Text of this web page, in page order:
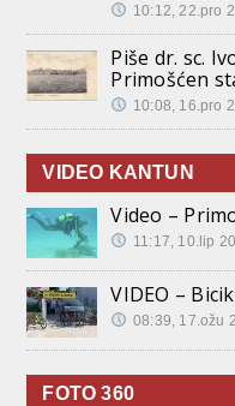
10:12, 22.pro
Piše dr. sc.
Primošćen
10:08, 16.pro
VIDEO KANTUN
Video –
11:17, 10.lip
VIDEO –
08:39, 17.ožu
FOTO 360